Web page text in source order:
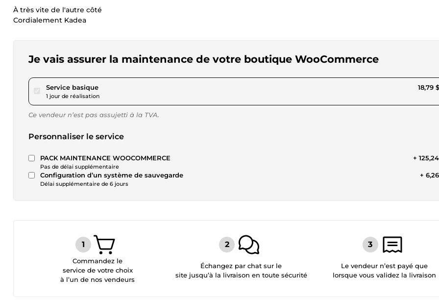
À très vite de l'autre côté
Cordialement Kadea
Je vais assurer la maintenance de votre boutique WooCommerce
Service basiquepour 17,31 $US
1 jour de réalisation
18,79
Ce vendeur n’est pas assujetti à la TVA.
Personnaliser le service
PACK MAINTENANCE WOOCOMMERCE
Pas de délai supplémentaire
+
Configuration d’un système de sauvegarde
Délai supplémentaire de 6 jours
+
Commandez le
service de votre choix
à l’un de nos vendeurs
Échangez par chat sur le
site jusqu’à la livraison en toute sécurité
Le vendeur n’est payé que
lorsque vous validez la livraison